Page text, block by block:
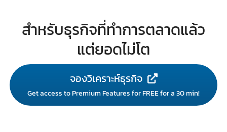
สำหรับธุรกิจที่ทำการตลาดแล้ว
แต่ยอดไม่โต
จองวิเคราะห์ธุรกิจ
Get access to Premium Features for FREE for a 30 min!